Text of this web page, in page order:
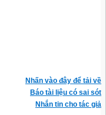
Nhấn vào đây để tải về
Báo tài liệu có sai sót
Nhắn tin cho tác giả